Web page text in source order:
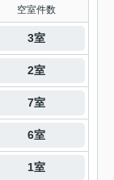
空室件数
3室
2室
7室
6室
1室